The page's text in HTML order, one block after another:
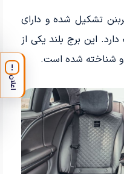
تشکیل شده و دارای
دارد. این برج بلند یکی از
و شناخته شده است.
!
اعلان